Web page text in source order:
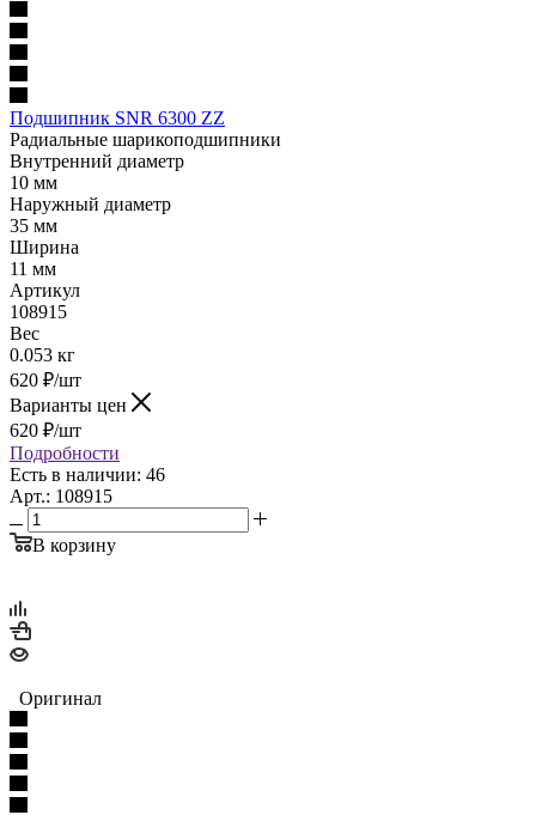
Подшипник SNR 6300 ZZ
Радиальные шарикоподшипники
Внутренний диаметр
10 мм
Наружный диаметр
35 мм
Ширина
11 мм
Артикул
108915
Вес
0.053 кг
620 ₽/шт
Варианты цен
620 ₽/шт
Подробности
Есть в наличии: 46
Арт.: 108915
В корзину
Оригинал